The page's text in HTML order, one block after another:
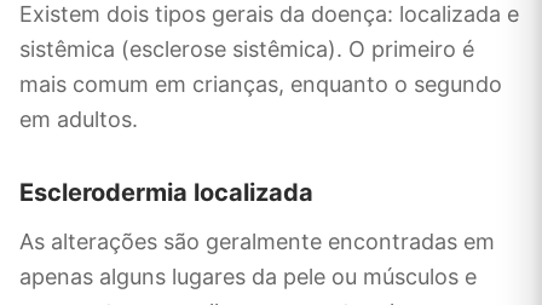
Existem dois tipos gerais da doença: localizada e
sistêmica (esclerose sistêmica). O primeiro é
mais comum em crianças, enquanto o segundo
em adultos.
Esclerodermia localizada
As alterações são geralmente encontradas em
apenas alguns lugares da pele ou músculos e